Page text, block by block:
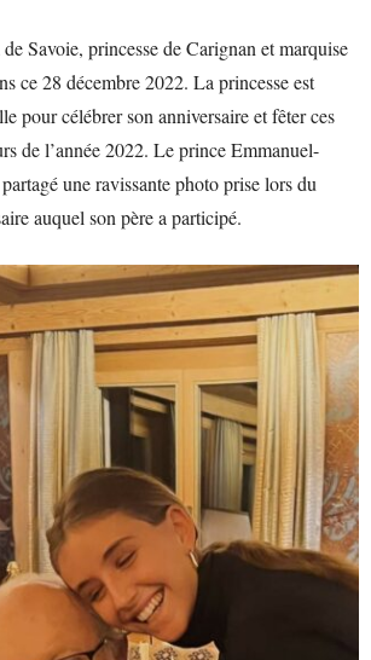
Savoie, princesse de Carignan et marquise
ce 28 décembre 2022. La princesse est
pour célébrer son anniversaire et fêter ces
de l’année 2022. Le prince Emmanuel-
une ravissante photo prise lors du
auquel son père a participé.